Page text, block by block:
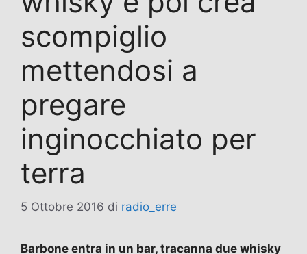
scompiglio
mettendosi a
pregare
inginocchiato per
terra
5 Ottobre 2016 di radio_erre
Barbone entra in un bar, tracanna due whisky